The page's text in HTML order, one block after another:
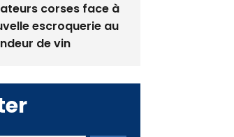
corses face à
escroquerie au
de vin